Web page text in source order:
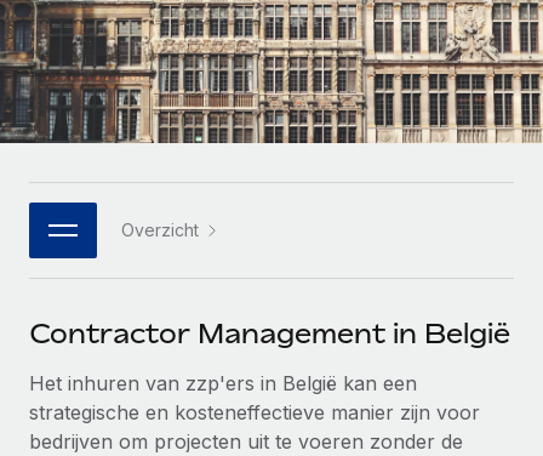
Remote Embedded
HR naadloos in workflows integreren
Platform
Ingebouwde essentiële HR-functies voor je team
Integraties
Vraag een expert
Krijg hulp van global HR- en juridische experts
Mid-market
Teams uitbreiden met HR solutions op maat
Enterprise
Global HR voor grote bedrijven
WERK MET ONS SAMEN
Strategische technologiepartners
Een partner worden
Ontdek hoe je met ons kunt samenwerken
Binnenkort beschikbaar
Integraties en advies over AI-automatiseringen
Casestudy's
HR-woordenlijst
Checklists en templates
Webinars
Newsroom
Inzicht in salaris en talent
Inzichtencentrum
Español
Italiano
Português (Portugal)
日本語
한국어
Overzicht
Contractor Management in België
Het inhuren van zzp'ers in België kan een
strategische en kosteneffectieve manier zijn voor
bedrijven om projecten uit te voeren zonder de